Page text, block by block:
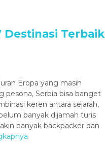
Destinasi Terbaik
Eropa yang masih
pesona, Serbia bisa banget
keren antara sejarah,
banyak dijamah turis
banyak backpacker dan